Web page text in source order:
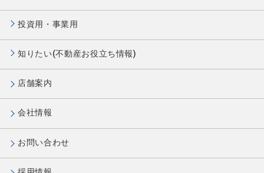
投資用・事業用
知りたい(不動産お役立ち情報)
店舗案内
会社情報
お問い合わせ